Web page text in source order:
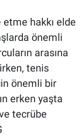
hakkı elde
önemli
arasına
tenis
önemli bir
erken yaşta
tecrübe